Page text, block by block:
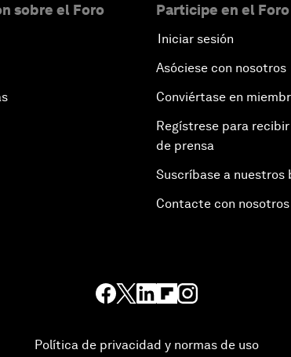
sobre el Foro Participe en el Foro
Iniciar sesión
Asóciese con nosotros
Conviértase en
Regístrese para
de prensa
Suscríbase a nuestros
Contacte con nosotros
Política de privacidad y normas de uso